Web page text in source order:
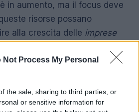
Not Process My Personal
the sale, sharing to third parties, or
or sensitive information for
in aumento, ma il focus deve
risorse possano
alla crescita delle imprese
uno Stato “stratega” deve
italiana non solo